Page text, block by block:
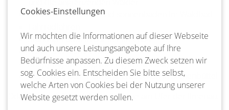
Schwimmen, toben und sonnenbaden im Waldbad
Standup-Paddeln auf der Ilmenau
Kunst und Kultur erleben
Shopping oder Sightseeing in Lüneburg
Genießen, Bummeln und Entdecken in Bienenbüttel
Oder Sie genießen einfach die Ruhe am Ufer der Ilmenau.
Cookies-Einstellungen
Wir möchten die Informationen auf dieser Webseite
und auch unsere Leistungsangebote auf Ihre
Bedürfnisse anpassen. Zu diesem Zweck setzen wir
sog. Cookies ein. Entscheiden Sie bitte selbst,
welche Arten von Cookies bei der Nutzung unserer
Website gesetzt werden sollen.